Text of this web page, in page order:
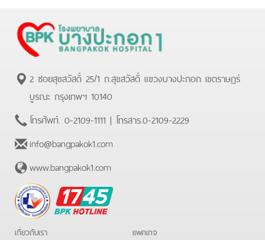
2 ซอยสุขสวัสดิ์ 25/1 ถ.สุขสวัสดิ์ แขวงบางปะกอก เขตราษฏร์
บูรณะ กรุงเทพฯ 10140
โทรศัพท์. 0-2109-1111 | โทรสาร.0-2109-2229
info@bangpakok1.com
www.bangpakok1.com
BPK
Hotline
เกี่ยวกับเรา
แพคเกจ